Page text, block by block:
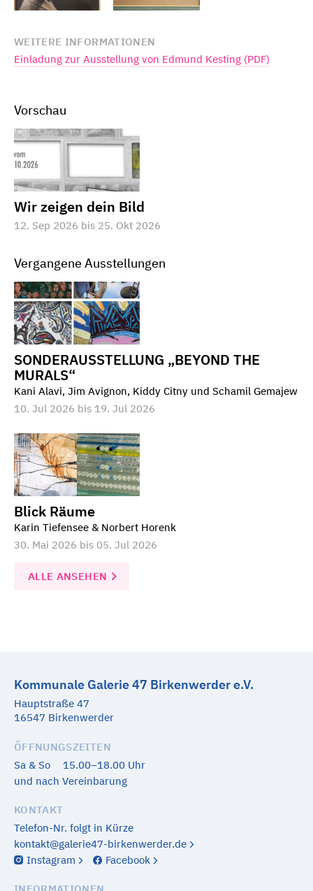
WEITERE INFORMATIONEN
Einladung zur Ausstellung von Edmund Kesting (PDF)
Vorschau
Wir zeigen dein Bild
12. Sep 2026 bis 25. Okt 2026
Vergangene Ausstellungen
SONDERAUSSTELLUNG „BEYOND THE
MURALS“
Kani Alavi, Jim Avignon, Kiddy Citny und Schamil Gemajew
10. Jul 2026 bis 19. Jul 2026
Blick Räume
Karin Tiefensee & Norbert Horenk
30. Mai 2026 bis 05. Jul 2026
ALLE ANSEHEN
Kommunale Galerie 47 Birkenwerder e.V.
Hauptstraße 47
16547 Birkenwerder
ÖFFNUNGSZEITEN
Sa & So
15.00–18.00 Uhr
und nach Vereinbarung
KONTAKT
Telefon-Nr. folgt in Kürze
kontakt@galerie47-birkenwerder.de
Instagram
Facebook